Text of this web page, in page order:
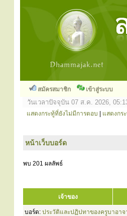
สมัครสมาชิก เข้าสู่ระบบ
วันเวลาปัจจุบัน 07 ส.ค. 2026,
แสดงกระทู้ที่ยังไม่มีการตอบ แสดงกร
หน้าเว็บบอร์ด
พบ 201 ผลลัพธ์
เจ้าของ
บอร์ด: ประวัติและปฏิปทาของครูบาอาจ